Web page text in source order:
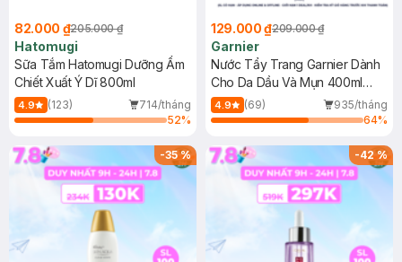
82.000 ₫205.000 ₫
Hatomugi
Sữa Tắm Hatomugi Dưỡng Ẩm
Chiết Xuất Ý Dĩ 800ml
4.9 (123)
714/tháng
52%
129.000 ₫209.000 ₫
Garnier
Nước Tẩy Trang Garnier Dành
Cho Da Dầu Và Mụn 400ml
(Mới)
4.9 (69)
935/tháng
64%
-35% -42%